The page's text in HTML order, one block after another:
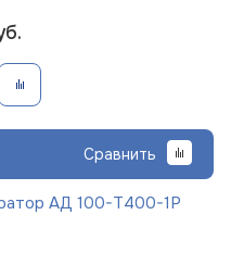
Сравнить
АД 100-Т400-1Р